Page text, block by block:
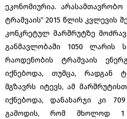
ეკონომიურია.
ტრამვაის“ 2015 წლის კვლევის
კონკრეტულ მარშრუტზე
განმავლობაში 1050 ლარის
რაოდენობის ტრამვაის
იქნებოდა, თუმცა, რადგან
მგზავრს იტევს, ამ
იქნებოდა, დანახარჯი კი
გამოდის, რომ მხოლოდ 1